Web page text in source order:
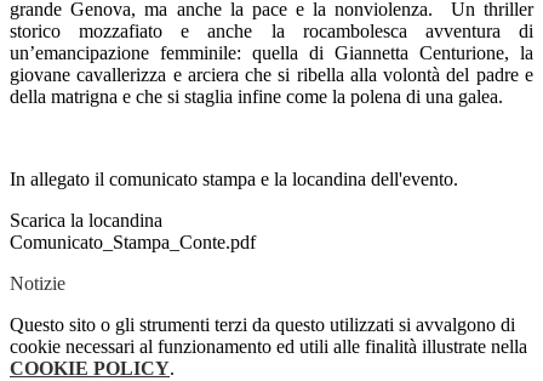
grande Genova, ma anche la pace e la nonviolenza. Un thriller
storico mozzafiato e anche la rocambolesca avventura di
un’emancipazione femminile: quella di Giannetta Centurione, la
giovane cavallerizza e arciera che si ribella alla volontà del padre e
della matrigna e che si staglia infine come la polena di una galea.
In allegato il comunicato stampa e la locandina dell'evento.
Scarica la locandina
Comunicato_Stampa_Conte.pdf
Notizie
Questo sito o gli strumenti terzi da questo utilizzati si avvalgono di
cookie necessari al funzionamento ed utili alle finalità illustrate nella
COOKIE POLICY.